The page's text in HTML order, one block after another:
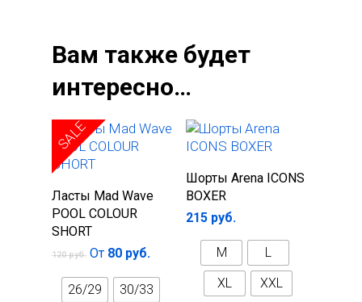
Вам также будет
интересно…
Выберите
параметры
SALE
Ласты Mad Wave
POOL COLOUR
SHORT
120руб. От 80 руб.
26/29
30/33
Выберите
параметры
Шорты Arena ICONS
BOXER
215 руб.
M
L
XL
XXL